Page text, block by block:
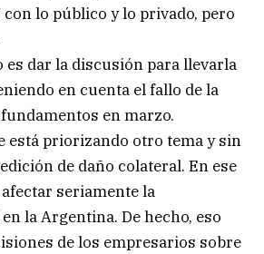
lo público y lo privado, pero
es dar la discusión para llevarla
en cuenta el fallo de la
en marzo.
está priorizando otro tema y sin
de daño colateral. En ese
seriamente la
la Argentina. De hecho, eso
de los empresarios sobre